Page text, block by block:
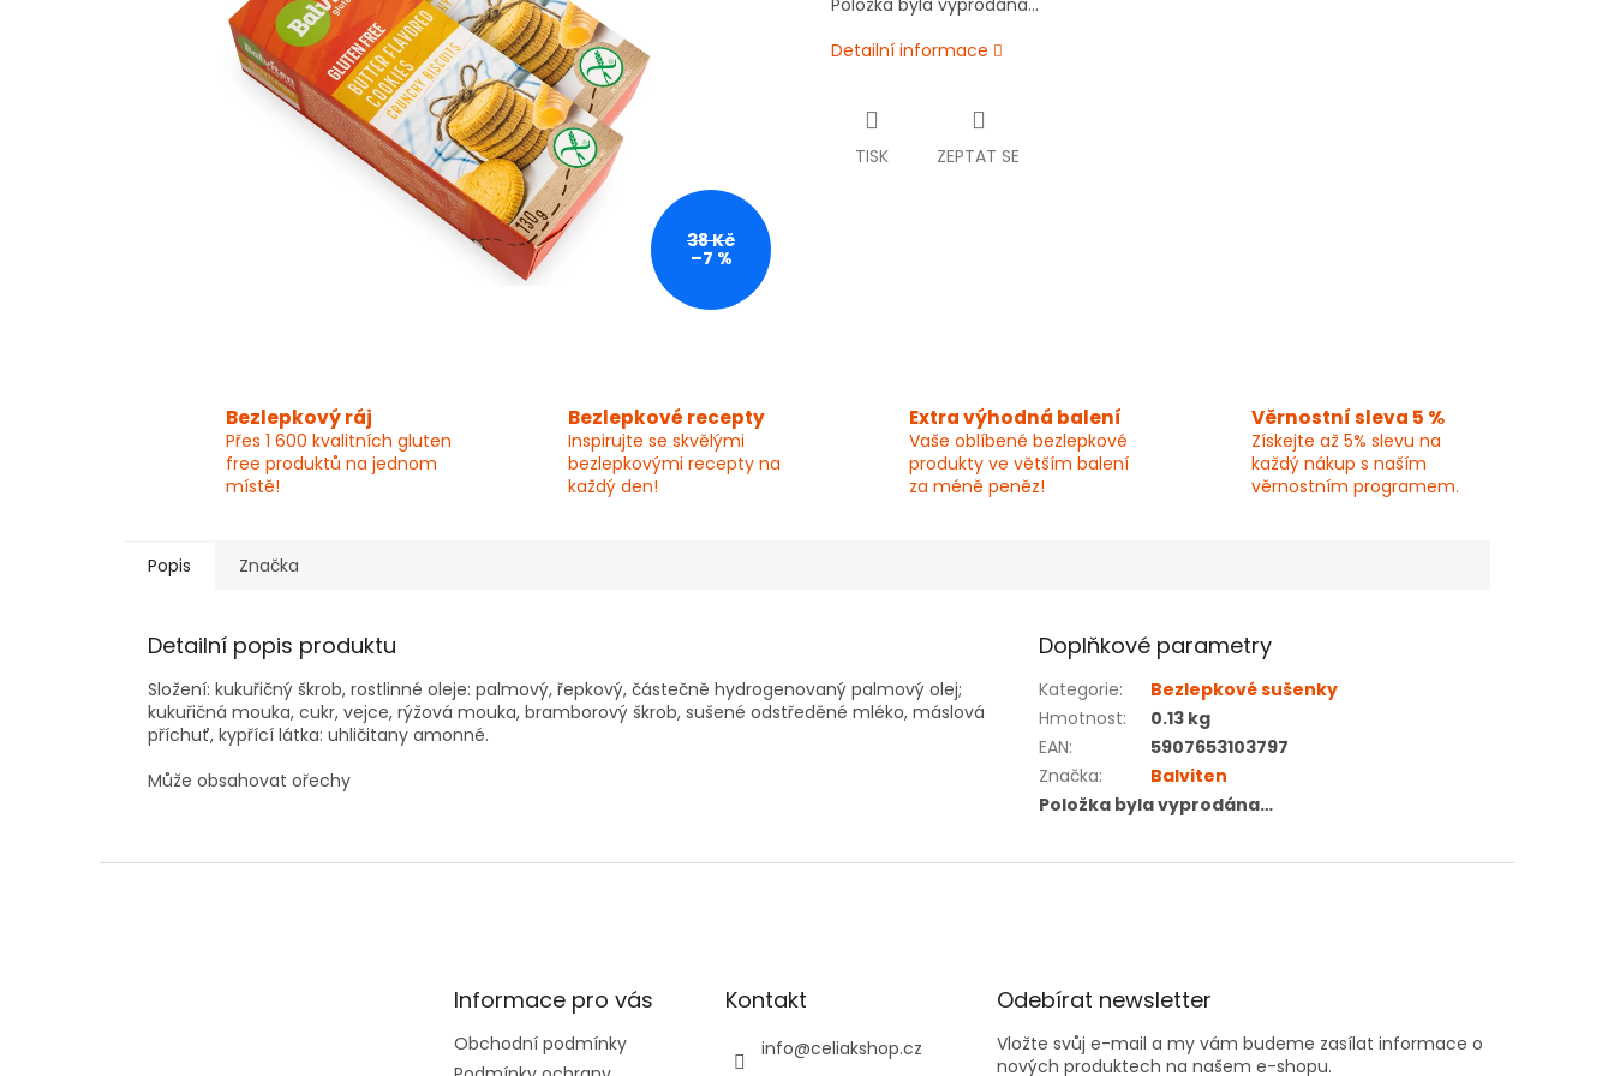
38 Kč
–7 %
Položka byla vyprodána…
Detailní informace
TISK ZEPTAT SE
Bezlepkový ráj
Přes 1 600 kvalitních gluten
free produktů na jednom
místě!
Bezlepkové recepty
Inspirujte se skvělými
bezlepkovými recepty na
každý den!
Extra výhodná balení
Vaše oblíbené bezlepkové
produkty ve větším balení
za méně peněz!
Věrnostní sleva 5 %
Získejte až 5% slevu na
každý nákup s naším
věrnostním programem.
Popis Značka
Detailní popis produktu
Složení: kukuřičný škrob, rostlinné oleje: palmový, řepkový, částečně hydrogenovaný palmový olej;
kukuřičná mouka, cukr, vejce, rýžová mouka, bramborový škrob, sušené odstředěné mléko, máslová
příchuť, kypřící látka: uhličitany amonné.
Může obsahovat ořechy
Doplňkové parametry
Kategorie:
Bezlepkové sušenky
Hmotnost:
0.13 kg
EAN:
5907653103797
Značka:
Balviten
Položka byla vyprodána…
Informace pro vás
Obchodní podmínky
Kontakt
info@celiakshop.cz
Odebírat newsletter
Vložte svůj e-mail a my vám budeme zasílat informace o
nových produktech na našem e-shopu.